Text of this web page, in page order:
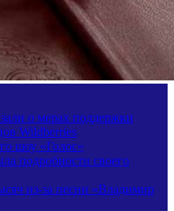
о мерах поддержки
Wildberries
шоу «Голос»
подробности своего
из-за песни «Владимир